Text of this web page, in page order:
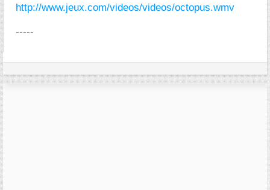
http://www.jeux.com/videos/videos/octopus.wmv
-----